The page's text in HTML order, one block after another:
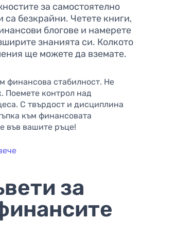
за самостоятелно
безкрайни. Четете книги,
блогове и намерете
знанията си. Колкото
ще можете да вземате.
финансова стабилност. Не
Поемете контрол над
С твърдост и дисциплина
към финансовата
във вашите ръце!
за